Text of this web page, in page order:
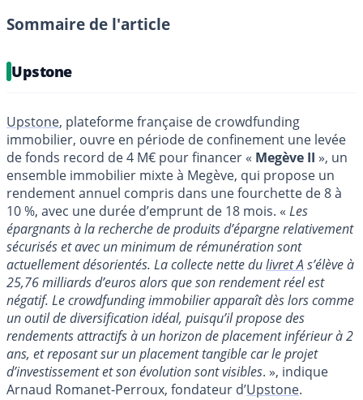
Sommaire de l'article
Upstone
Upstone, plateforme française de crowdfunding
immobilier, ouvre en période de confinement une levée
de fonds record de 4 M€ pour financer « Megève II », un
ensemble immobilier mixte à Megève, qui propose un
rendement annuel compris dans une fourchette de 8 à
10 %, avec une durée d’emprunt de 18 mois. « Les
épargnants à la recherche de produits d’épargne relativement
sécurisés et avec un minimum de rémunération sont
actuellement désorientés. La collecte nette dulivret A s’élève à
25,76 milliards d’euros alors que son rendement réel est
négatif. Le crowdfunding immobilier apparaît dès lors comme
un outil de diversification idéal, puisqu’il propose des
rendements attractifs à un horizon de placement inférieur à 2
ans, et reposant sur un placement tangible car le projet
d’investissement et son évolution sont visibles. », indique
Arnaud Romanet-Perroux, fondateur d’Upstone.